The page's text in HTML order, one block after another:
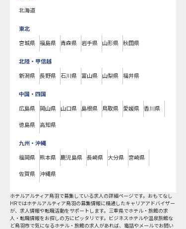
北海道
東北
宮城県 福島県 青森県 岩手県 山形県 秋田県
北陸・甲信越
新潟県 長野県 石川県 富山県 山梨県 福井県
中国・四国
広島県 岡山県 山口県 島根県 鳥取県 愛媛県 香川県
徳島県 高知県
九州・沖縄
福岡県 熊本県 鹿児島県 長崎県 大分県 宮崎県
佐賀県 沖縄県
ホテルアルティア鳥羽で募集している求人の詳細ページです。おもてなし
HRではホテルアルティア鳥羽の募集情報に精通したキャリアアドバイザー
が、求人情報や転職活動をサポートします。三重県でホテル・旅館の求
人・転職情報をお探しの方にピッタリです。ビジネスホテルや温泉旅館な
ど鳥羽市で気になるホテル・旅館の求人があれば、電話やメールでお問い